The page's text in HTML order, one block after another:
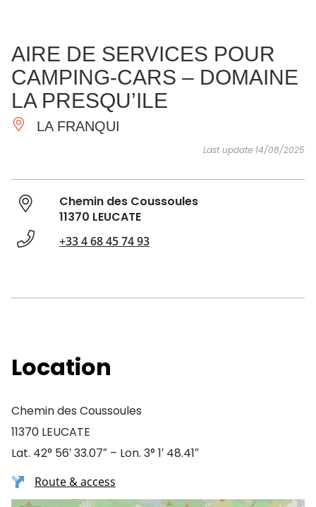
ESSENTIAL
AND
DO
INSPIRATIONS AGENDA
AIRE DE SERVICES POUR
CAMPING-CARS – DOMAINE
LA PRESQU’ILE
LA FRANQUI
Last update 14/08/2025
Chemin des Coussoules
11370 LEUCATE
+33 4 68 45 74 93
Location
Chemin des Coussoules
11370 LEUCATE
Lat. 42° 56′ 33.07″ – Lon. 3° 1′ 48.41″
Route & access